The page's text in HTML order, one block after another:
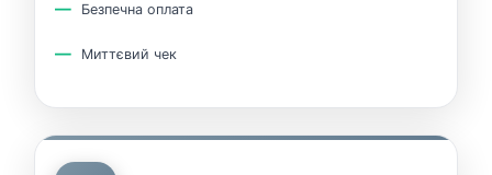
Безпечна оплата
Миттєвий чек